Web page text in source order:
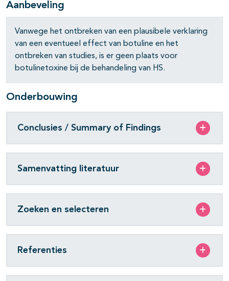
Aanbeveling
Vanwege het ontbreken van een plausibele verklaring
van een eventueel effect van botuline en het
ontbreken van studies, is er geen plaats voor
botulinetoxine bij de behandeling van HS.
Onderbouwing
Conclusies / Summary of Findings
Samenvatting literatuur
Zoeken en selecteren
Referenties